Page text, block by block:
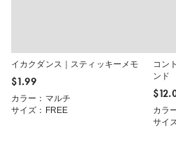
イカクダンス｜スティッキーメモ
$‌1.99
カラー：マルチ
サイズ：FREE
コン
ンド
カラ
サイ